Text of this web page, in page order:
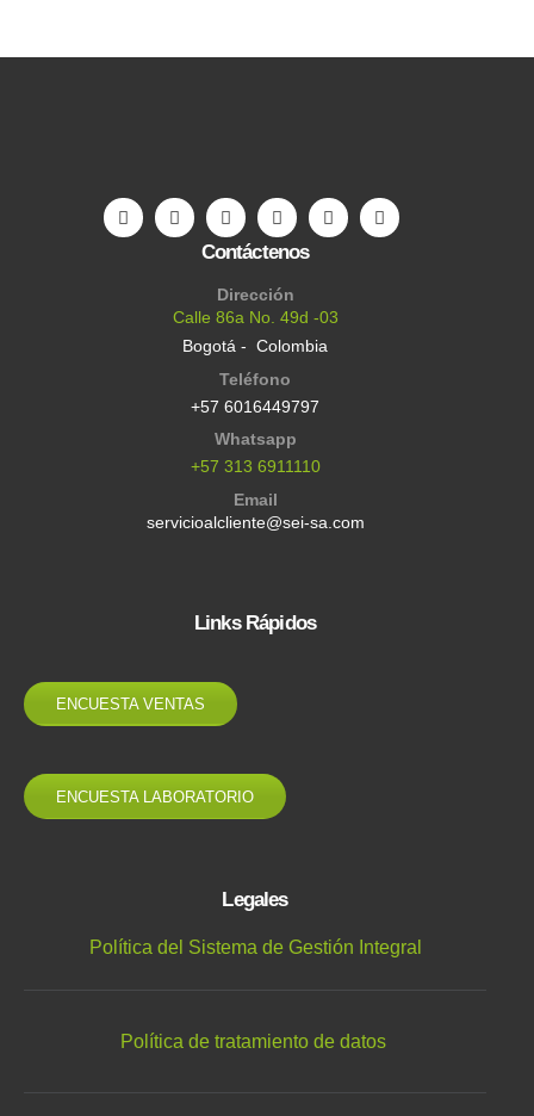
Contáctenos
Dirección
Calle 86a No. 49d -03
Bogotá - Colombia
Teléfono
+57 6016449797
Whatsapp
+57 313 6911110
Email
servicioalcliente@sei-sa.com
Links Rápidos
ENCUESTA VENTAS
ENCUESTA LABORATORIO
Legales
Política del Sistema de Gestión Integral
Política de tratamiento de datos